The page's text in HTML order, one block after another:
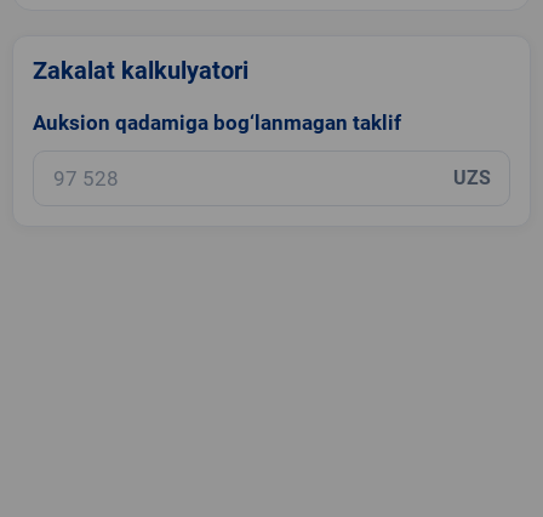
Zakalat kalkulyatori
Auksion qadamiga bog‘lanmagan taklif
UZS